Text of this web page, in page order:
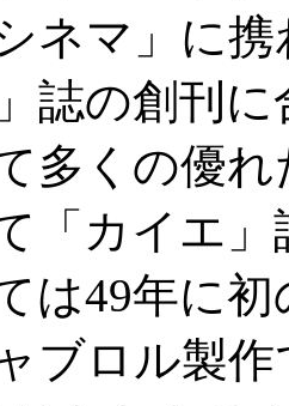
ネマ」に
誌の創刊
多くの優
「カイエ
は49年に
ブロル製